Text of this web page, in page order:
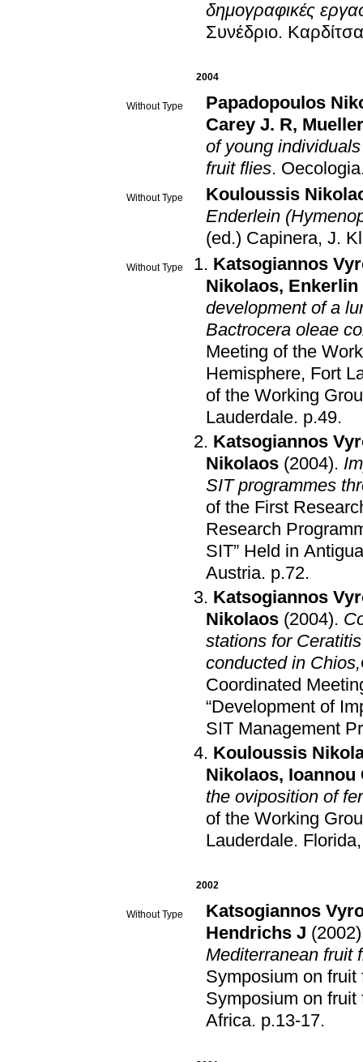
δημογραφικές
Συνέδριο.
2004
Without Type
Papadopoulos
Carey J. R,
of young
fruit flies. Oecologia
Without Type
Kouloussis
Enderlein
(ed.) Capinera, J.
Without Type
Katsogiannos
Nikolaos, Enkerlin
development of a
Bactrocera oleae
Meeting of the
Hemisphere, Fort
of the Working
Lauderdale. p.49.
Katsogiannos
Nikolaos (2004).
SIT programmes
of the First
Research
SIT” Held in
Austria. p.72.
Katsogiannos
Nikolaos (2004).
stations for
conducted in
Coordinated
“Development of
SIT Management
Kouloussis
Nikolaos, Ioannou
the oviposition of
of the Working
Lauderdale.
2002
Without Type
Katsogiannos
Hendrichs J (2002)
Mediterranean fruit
Symposium on
Symposium on
Africa. p.13-17.